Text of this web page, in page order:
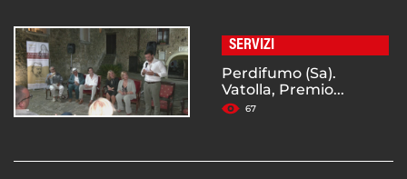
SERVIZI
Perdifumo (Sa).
Vatolla, Premio...
67